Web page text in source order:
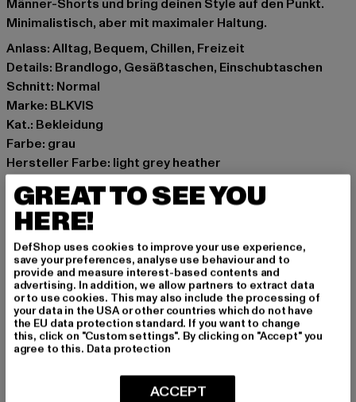
Männer-Shorts und bring deinen Style auf den Punkt.
Minimalistisch, aber mit maximaler Haltung.
Anlass: Alltag, Bequem, Chillen, Freizeit
Details: Brandlogo, Gesäßtaschen, Einschubtaschen
Schnitt: Normal
Marke: BLKVIS
Kat.: Bekleidung
Farbe: grau
Hersteller Farbe: light grey heather
Materialzusammensetzung: 100% Baumwolle
Art.Nr: 42624105-02080
Hersteller: Play Hard GmbH |
Landwehrstrasse 70A | 80336 München | DE
GRÖSSE & PASSFORM
PFLEGEHINWEISE
LIEFERUNG & RÜCKGABE
GREAT TO SEE YOU
HERE!
DefShop uses cookies to improve your use experience,
save your preferences, analyse use behaviour and to
provide and measure interest-based contents and
advertising. In addition, we allow partners to extract data
or to use cookies. This may also include the processing of
your data in the USA or other countries which do not have
the EU data protection standard. If you want to change
this, click on "Custom settings". By clicking on "Accept" you
agree to this. Data protection
ACCEPT